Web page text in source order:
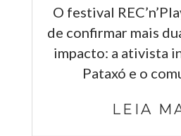
O festival
de confirmar mais
impacto: a ativista
Pataxó e o
LEIA